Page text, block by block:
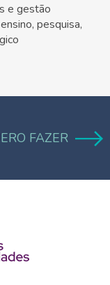
e gestão
pesquisa,
FAZER